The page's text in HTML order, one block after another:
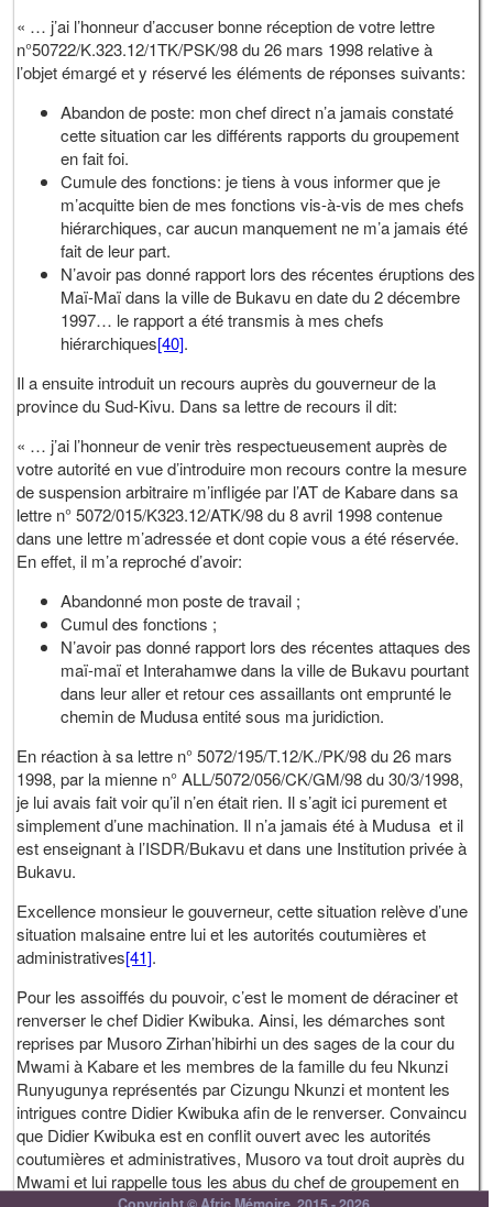
« … j’ai l’honneur d’accuser bonne réception de votre lettre
n°50722/K.323.12/1TK/PSK/98 du 26 mars 1998 relative à
l’objet émargé et y réservé les éléments de réponses suivants:
Abandon de poste: mon chef direct n’a jamais constaté
cette situation car les différents rapports du groupement
en fait foi.
Cumule des fonctions: je tiens à vous informer que je
m’acquitte bien de mes fonctions vis-à-vis de mes chefs
hiérarchiques, car aucun manquement ne m’a jamais été
fait de leur part.
N’avoir pas donné rapport lors des récentes éruptions des
Maï-Maï dans la ville de Bukavu en date du 2 décembre
1997… le rapport a été transmis à mes chefs
hiérarchiques[40].
Il a ensuite introduit un recours auprès du gouverneur de la
province du Sud-Kivu. Dans sa lettre de recours il dit:
« … j’ai l’honneur de venir très respectueusement auprès de
votre autorité en vue d’introduire mon recours contre la mesure
de suspension arbitraire m’infligée par l’AT de Kabare dans sa
lettre n° 5072/015/K323.12/ATK/98 du 8 avril 1998 contenue
dans une lettre m’adressée et dont copie vous a été réservée.
En effet, il m’a reproché d’avoir:
Abandonné mon poste de travail ;
Cumul des fonctions ;
N’avoir pas donné rapport lors des récentes attaques des
maï-maï et Interahamwe dans la ville de Bukavu pourtant
dans leur aller et retour ces assaillants ont emprunté le
chemin de Mudusa entité sous ma juridiction.
En réaction à sa lettre n° 5072/195/T.12/K./PK/98 du 26 mars
1998, par la mienne n° ALL/5072/056/CK/GM/98 du 30/3/1998,
je lui avais fait voir qu’il n’en était rien. Il s’agit ici purement et
simplement d’une machination. Il n’a jamais été à Mudusa et il
est enseignant à l’ISDR/Bukavu et dans une Institution privée à
Bukavu.
Excellence monsieur le gouverneur, cette situation relève d’une
situation malsaine entre lui et les autorités coutumières et
administratives[41].
Pour les assoiffés du pouvoir, c’est le moment de déraciner et
renverser le chef Didier Kwibuka. Ainsi, les démarches sont
reprises par Musoro Zirhan’hibirhi un des sages de la cour du
Mwami à Kabare et les membres de la famille du feu Nkunzi
Runyugunya représentés par Cizungu Nkunzi et montent les
intrigues contre Didier Kwibuka afin de le renverser. Convaincu
que Didier Kwibuka est en conflit ouvert avec les autorités
coutumières et administratives, Musoro va tout droit auprès du
Mwami et lui rappelle tous les abus du chef de groupement en